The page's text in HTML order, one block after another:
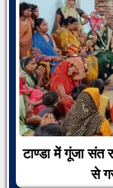
टाण्डा में गूंजा
से